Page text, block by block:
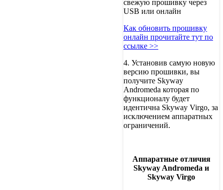
свежую прошивку через
USB или онлайн
Как обновить прошивку
онлайн прочитайте тут по
ссылке >>
4. Установив самую новую
версию прошивки, вы
получите Skyway
Andromeda которая по
функционалу будет
идентична Skyway Virgo, за
исключением аппаратных
ограничений.
Аппаратные отличия
Skyway Andromeda и
Skyway Virgo